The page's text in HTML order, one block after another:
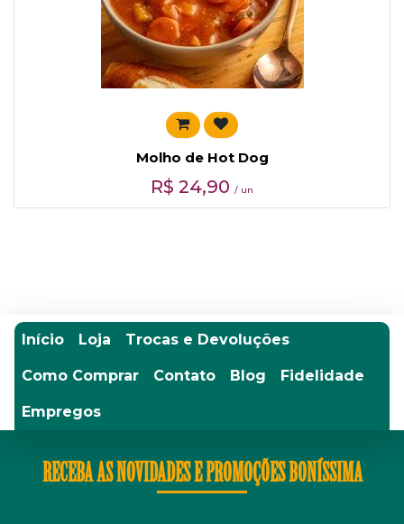
Molho de Hot Dog
R$ 24,90 / un
Início Loja Trocas e Devoluções
Como Comprar Contato Blog Fidelidade
Empregos
RECEBA AS NOVIDADES E PROMOÇÕES BONÍSSIMA